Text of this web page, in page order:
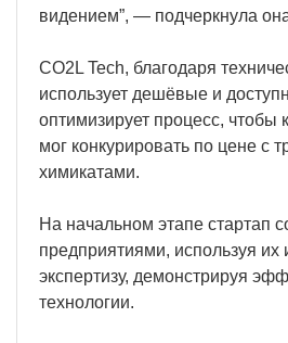
видением”, — подчеркнула
CO2L Tech, благодаря
использует дешёвые и
оптимизирует процесс, чтобы
мог конкурировать по цене с
химикатами.
На начальном этапе стартап
предприятиями, используя их
экспертизу, демонстрируя
технологии.